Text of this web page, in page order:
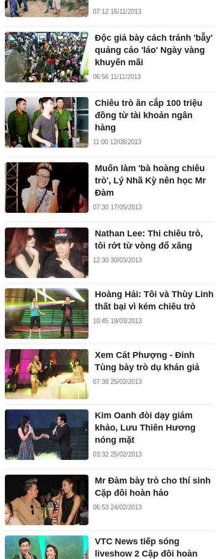
07:12 16/11/2013
Độc giả bày cách tránh 'bẫy'
quảng cáo 'láo' Ngày vàng
khuyến mãi
06:56 11/11/2013
Chiêu trò ăn cắp 100 triệu
đồng từ tài khoản ngân
hàng
11:00 12/08/2013
Muốn làm 'bà hoàng chiêu
trò', Lý Nhã Kỳ nên học Mr
Đàm
07:30 17/05/2013
Nathan Lee: Thi chiêu trò,
tôi rớt từ vòng đổ xăng
12:30 30/03/2013
Hoàng Hải: Tôi và Thùy Linh
thất bại vì kém chiêu trò
10:45 19/03/2013
Xem Cát Phượng - Đinh
Tùng bày trò dụ khán giả
07:38 25/02/2013
Kim Oanh đòi dạy giám
khảo, Lưu Thiên Hương
nóng mặt
03:32 25/02/2013
Mr Đàm bày trò cho thí sinh
Cặp đôi hoàn hảo
06:53 24/02/2013
VTC News tiếp sóng
liveshow 2 Cặp đôi hoàn